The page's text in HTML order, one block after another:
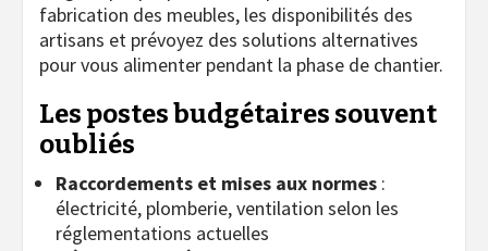
fabrication des meubles, les disponibilités des
artisans et prévoyez des solutions alternatives
pour vous alimenter pendant la phase de chantier.
Les postes budgétaires souvent
oubliés
Raccordements et mises aux normes :
électricité, plomberie, ventilation selon les
réglementations actuelles